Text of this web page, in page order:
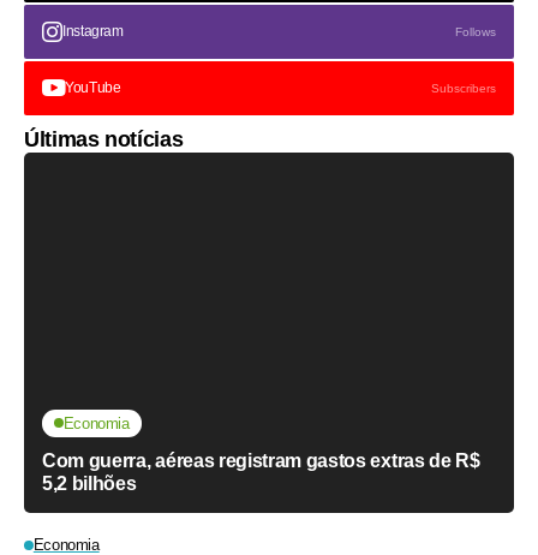
Instagram Follows
YouTube Subscribers
Últimas notícias
Economia
Com guerra, aéreas registram gastos extras de R$
5,2 bilhões
Economia